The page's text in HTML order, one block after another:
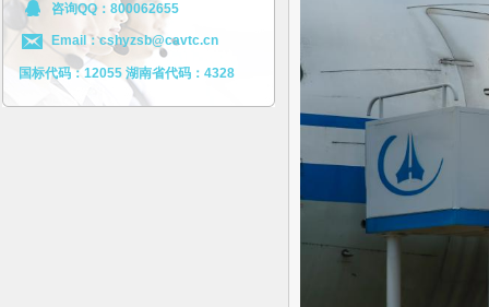
咨询QQ：800062655
Email：cshyzsb@cavtc.cn
国标代码：12055 湖南省代码：4328